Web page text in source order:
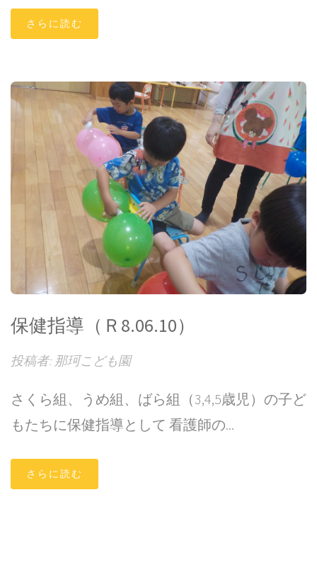
さらに読む
保健指導（Ｒ8.06.10）
投稿者: 那珂こども園
さくら組、うめ組、ばら組（3,4,5歳児）の子ど
もたちに保健指導として 看護師の...
さらに読む